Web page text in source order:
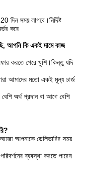
সময় লাগবে।নির্দিষ্ট
করে
আপনি কি একই দামে কাজ
করতে পেরে খুশি।কিন্তু যদি
আমাদের মতো একই মূল্য চার্জ
অর্থ প্রদান বা আগে বেশি
আপনাকে ডেলিভারির সময়
ব্যবস্থা করতে পারেন